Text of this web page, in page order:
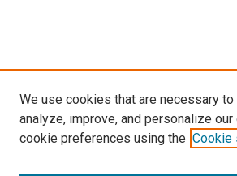
We use cookies that are necessary
analyze, improve, and personalize
cookie preferences using the Cookie